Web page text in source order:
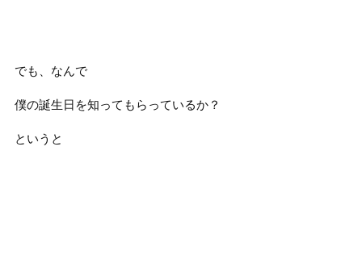
でも、なんで
僕の誕生日を知ってもらっているか？
というと